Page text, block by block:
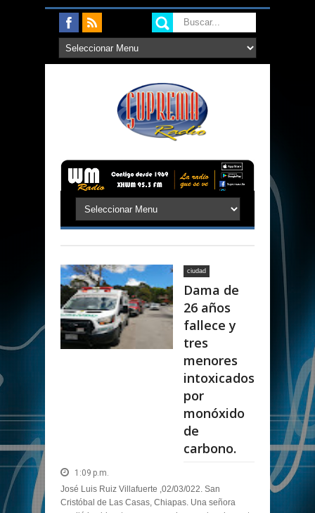
ciudad
Dama de
26 años
fallece y
tres
menores
intoxicados
por
monóxido
de
carbono.
1:09 p.m.
José Luis Ruiz Villafuerte ,02/03/022. San
Cristóbal de Las Casas, Chiapas. Una señora